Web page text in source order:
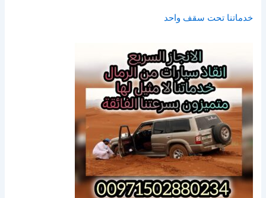
خدماتنا تحت سقف واحد